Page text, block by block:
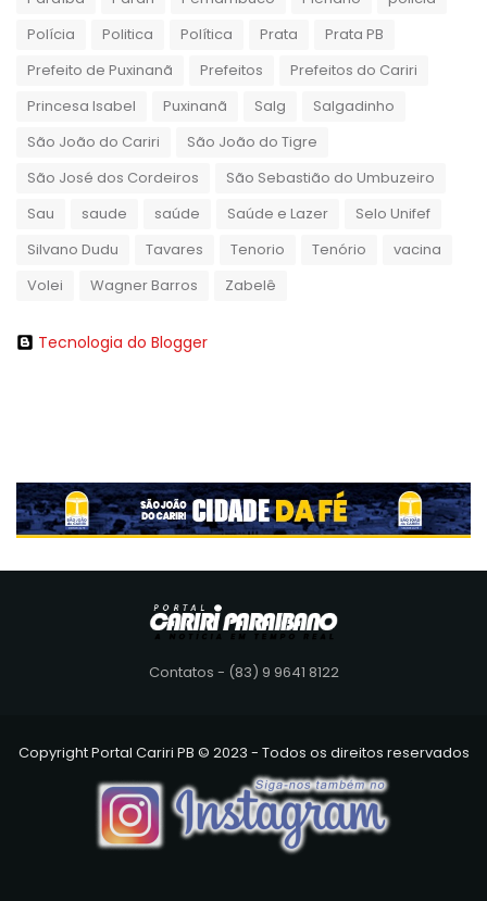
Polícia
Politica Política Prata
Prata PB
Prefeito de Puxinanã
Prefeitos
Prefeitos do Cariri
Princesa Isabel
Puxinanã Salg
Salgadinho
São João do Cariri
São João do Tigre
São José dos Cordeiros
São Sebastião do Umbuzeiro
Sau
saude saúde Saúde e Lazer
Selo Unifef
Silvano Dudu
Tavares Tenorio Tenório
vacina
Volei
Wagner Barros Zabelê
Tecnologia do Blogger
Contatos - (83) 9 9641 8122
Copyright Portal Cariri PB © 2023 - Todos os direitos reservados